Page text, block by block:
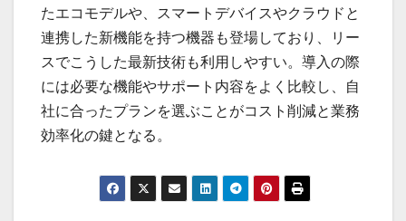
たエコモデルや、スマートデバイスやクラウドと
連携した新機能を持つ機器も登場しており、リー
スでこうした最新技術も利用しやすい。導入の際
には必要な機能やサポート内容をよく比較し、自
社に合ったプランを選ぶことがコスト削減と業務
効率化の鍵となる。